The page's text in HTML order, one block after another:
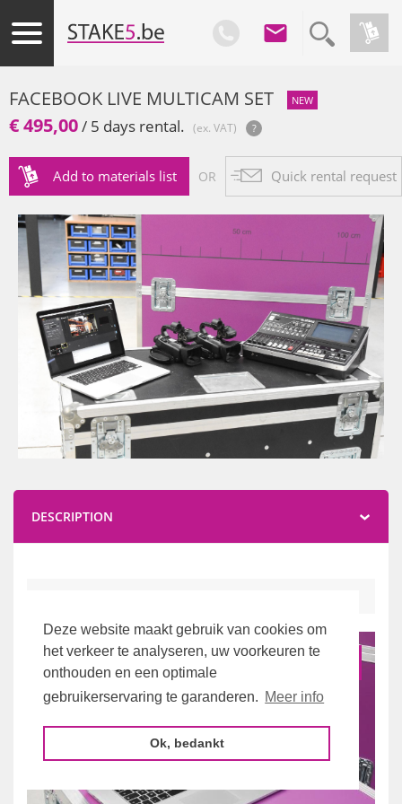
Deze website maakt gebruik van cookies om
het verkeer te analyseren, uw voorkeuren te
onthouden en een optimale
gebruikerservaring te garanderen. Meer info
Ok, bedankt
FACEBOOK LIVE MULTICAM SET NEW
€ 495,00/ 5 days rental. (ex. VAT)
Add to materials list OR Quick rental request
DESCRIPTION